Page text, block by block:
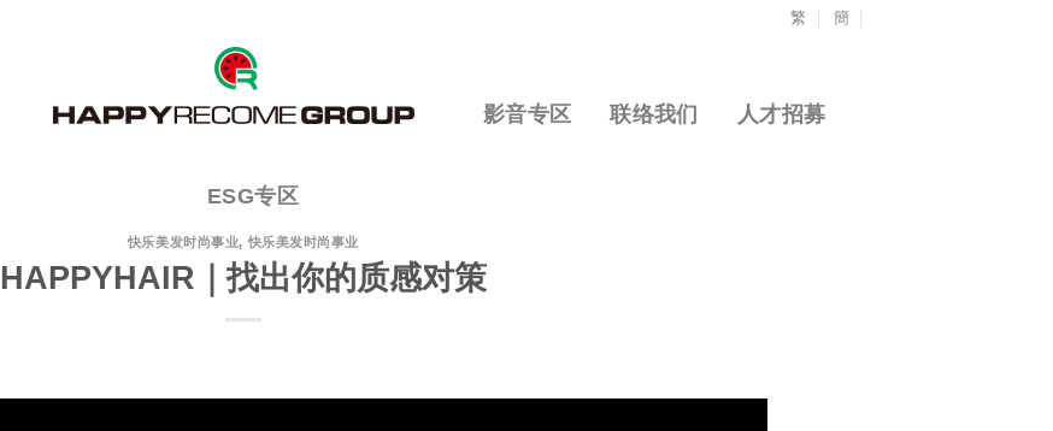
繁 簡
影音专区 联络我们 人才招募
ESG专区
快乐美发时尚事业,快乐美发时尚事业
HAPPYHAIR｜找出你的质感对策